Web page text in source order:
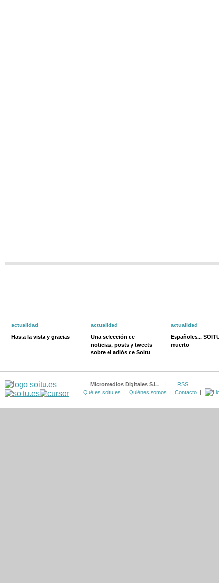
actualidad
Hasta la vista y gracias
actualidad
Una selección de
noticias, posts y tweets
sobre el adiós de Soitu
actualidad
Españoles...
muerto
Micromedios Digitales S.L. |
RSS
Qué es soitu.es
| Quiénes somos | Contacto |